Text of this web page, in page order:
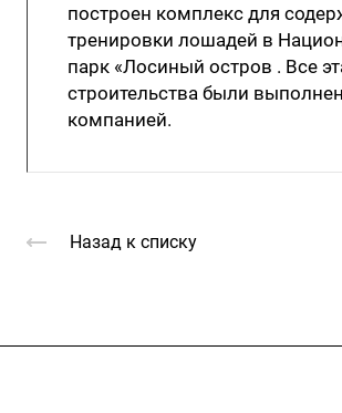
построен комплекс для
тренировки лошадей в
парк «Лосиный остров . Все
строительства были
компанией.
Назад к списку